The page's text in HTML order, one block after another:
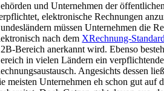
und Unternehmen der
elektronische Rechnungen
müssen Unternehmen die
nach dem XRechnung-Standard
Bereich anerkannt wird. Ebenso
in vielen Ländern ein
Angesichts dessen
meisten Unternehmen eh schon gut auf